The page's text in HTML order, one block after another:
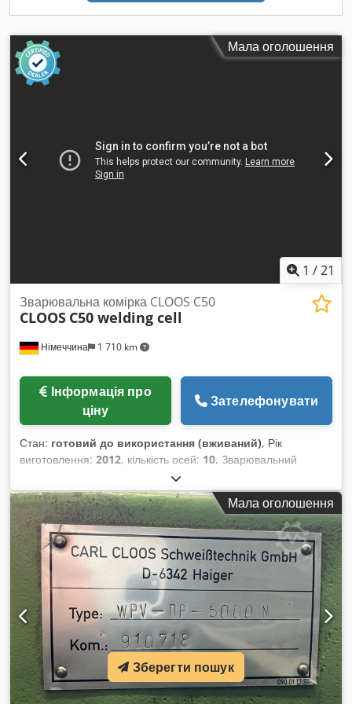
вертикальною поворотною платформою, встановленою на
захисна камера з синьо-помаранчевими панельними
стінами, вбудованими розсувними або розпашними
дверима та оптичними світловими завісами безпеки по
периметру завантажувальної станції.- Панель ручного
конфігурацією для керування станцією.
Мала оголошення
1 /21
Німеччина 1 710 km
Зварювальна комірка CLOOS C50
CLOOS C50 welding cell
ціну
Зателефонувати
Стан: готовий до використання (вживаний), Рік
виготовлення: 2012, кількість осей: 10, Зварювальний
робот, виготовлений у 2012 році. Ця зварювальна лінія
CLOOS C50 оснащена роботом моделі QRC 350 та включає
джерело зварювального струму Qineo Pulse 450. Система
оснащена лінійною конфігурацією осей, механічною
станцією очищення зварювального пальника та
двостанційними компонентами. Вона також має захисне
огородження та поворотні позиціонери заготовки. Якщо ви
прагнете отримати високоякісні зварювальні можливості,
зверніть увагу на зварювальну клітку CLOOS C50, яку ми
пропонуємо до продажу. Зверніться до нас для отримання
додаткової інформації. Dksdpozg Ht Isfx Ahuor - Модель
робота: QRC 350 (girOX QRC 350)- Версія системи
управління: QC6- Джерело зварювального струму: Qineo
Pulse 450 (CAN)- Джерело живлення: 400 В / змінний струм,
Мала оголошення
Зберегти пошук